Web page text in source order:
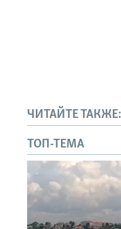
ЧИТАЙТЕ ТАКЖЕ:
ТОП-ТЕМА